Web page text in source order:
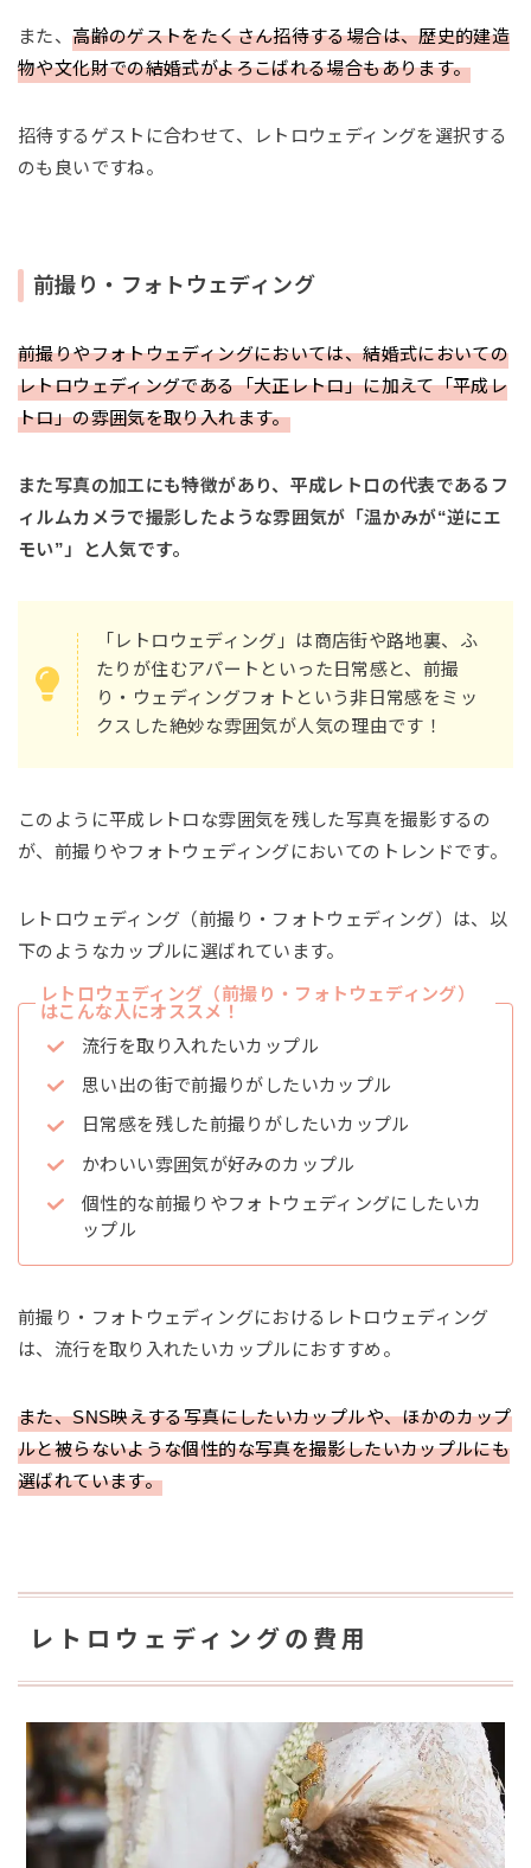
また、高齢のゲストをたくさん招待する場合は、歴史的建造
物や文化財での結婚式がよろこばれる場合もあります。
招待するゲストに合わせて、レトロウェディングを選択する
のも良いですね。
前撮り・フォトウェディング
前撮りやフォトウェディングにおいては、結婚式においての
レトロウェディングである「大正レトロ」に加えて「平成レ
トロ」の雰囲気を取り入れます。
また写真の加工にも特徴があり、平成レトロの代表であるフ
ィルムカメラで撮影したような雰囲気が「温かみが“逆にエ
モい”」と人気です。
「レトロウェディング」は商店街や路地裏、ふ
たりが住むアパートといった日常感と、前撮
り・ウェディングフォトという非日常感をミッ
クスした絶妙な雰囲気が人気の理由です！
このように平成レトロな雰囲気を残した写真を撮影するの
が、前撮りやフォトウェディングにおいてのトレンドです。
レトロウェディング（前撮り・フォトウェディング）は、以
下のようなカップルに選ばれています。
レトロウェディング（前撮り・フォトウェディング）
はこんな人にオススメ！
流行を取り入れたいカップル
思い出の街で前撮りがしたいカップル
日常感を残した前撮りがしたいカップル
かわいい雰囲気が好みのカップル
個性的な前撮りやフォトウェディングにしたいカ
ップル
前撮り・フォトウェディングにおけるレトロウェディング
は、流行を取り入れたいカップルにおすすめ。
また、SNS映えする写真にしたいカップルや、ほかのカップ
ルと被らないような個性的な写真を撮影したいカップルにも
選ばれています。
レトロウェディングの費用